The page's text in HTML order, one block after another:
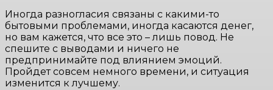
Иногда разногласия связаны с какими-то
бытовыми проблемами, иногда касаются денег,
но вам кажется, что все это – лишь повод. Не
спешите с выводами и ничего не
предпринимайте под влиянием эмоций.
Пройдет совсем немного времени, и ситуация
изменится к лучшему.